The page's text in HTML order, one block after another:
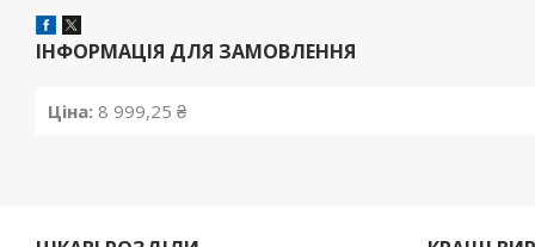
ІНФОРМАЦІЯ ДЛЯ ЗАМОВЛЕННЯ
Ціна: 8 999,25 ₴